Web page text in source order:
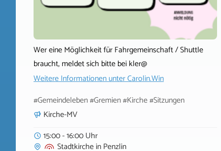
Wer eine Möglichkeit für Fahrgemeinschaft / Shuttle
braucht, meldet sich bitte bei kler@
Weitere Informationen unterCarolin.Win
#Gemeindeleben #Gremien #Kirche #Sitzungen
Kirche-MV
15:00 - 16:00 Uhr
StadtkircheinPenzlin